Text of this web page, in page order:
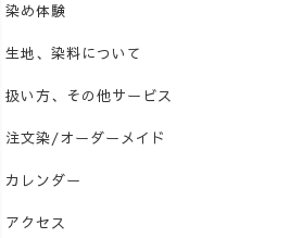
染め体験
生地、染料について
扱い方、その他サービス
注文染/オーダーメイド
カレンダー
アクセス